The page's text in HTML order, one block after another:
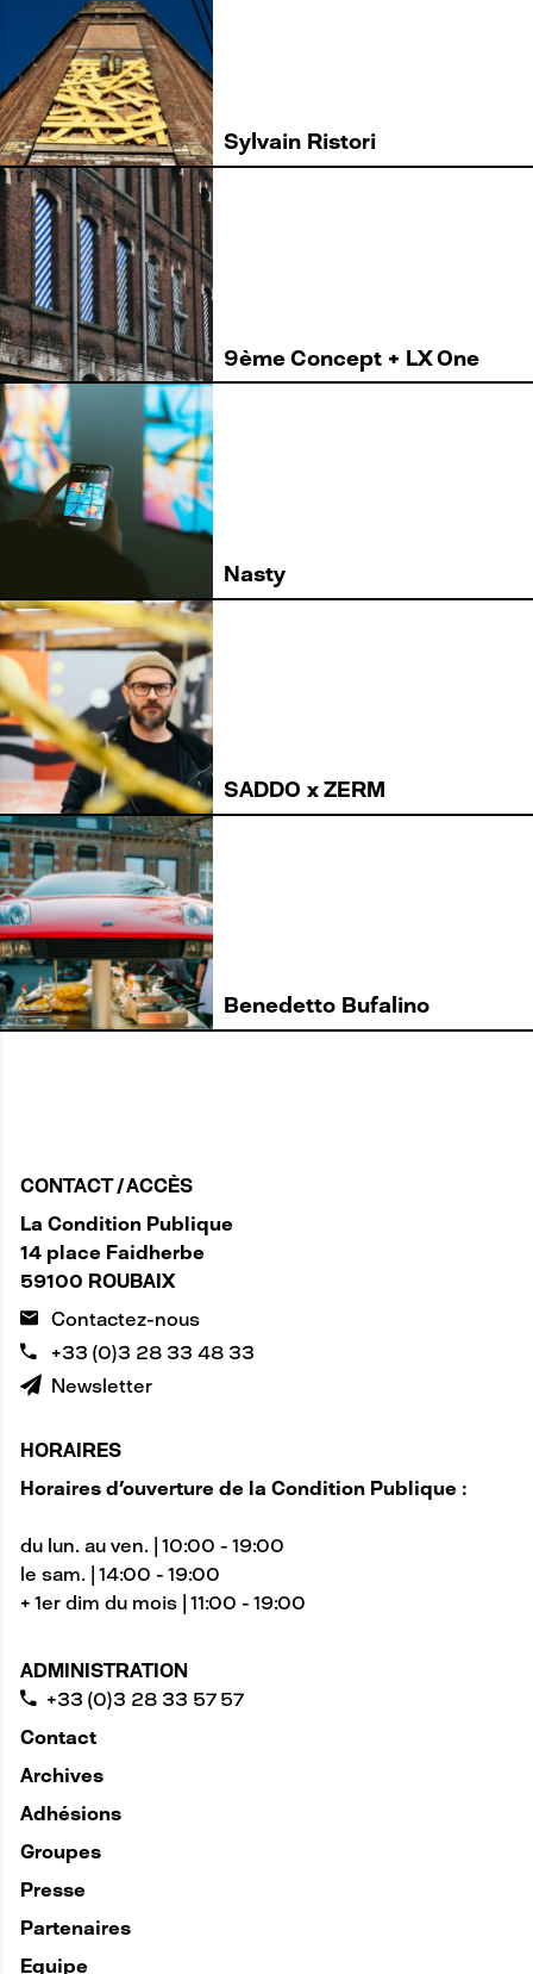
Sylvain Ristori
9ème Concept + LX One
Nasty
SADDO x ZERM
Benedetto Bufalino
CONTACT / ACCÈS
La Condition Publique
14 place Faidherbe
59100 ROUBAIX
Contactez-nous
+33 (0)3 28 33 48 33
Newsletter
HORAIRES
Horaires d'ouverture de la Condition Publique :
du lun. au ven. | 10:00 - 19:00
le sam. | 14:00 - 19:00
+ 1er dim du mois | 11:00 - 19:00
ADMINISTRATION
+33 (0)3 28 33 57 57
Contact
Archives
Adhésions
Groupes
Presse
Partenaires
Equipe